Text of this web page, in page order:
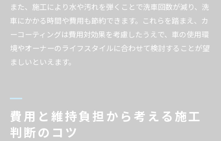
また、施工により水や汚れを弾くことで洗車回数が減り、洗
車にかかる時間や費用も節約できます。これらを踏まえ、カ
ーコーティングは費用対効果を考慮したうえで、車の使用環
境やオーナーのライフスタイルに合わせて検討することが望
ましいといえます。
費用と維持負担から考える施工
判断のコツ